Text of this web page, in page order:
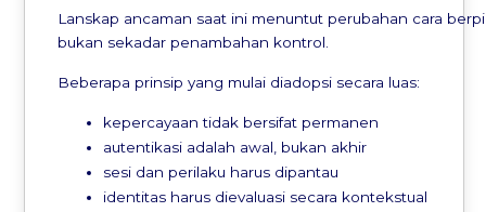
Lanskap ancaman saat ini menuntut perubahan cara
bukan sekadar penambahan kontrol.
Beberapa prinsip yang mulai diadopsi secara luas:
kepercayaan tidak bersifat permanen
autentikasi adalah awal, bukan akhir
sesi dan perilaku harus dipantau
identitas harus dievaluasi secara kontekstual